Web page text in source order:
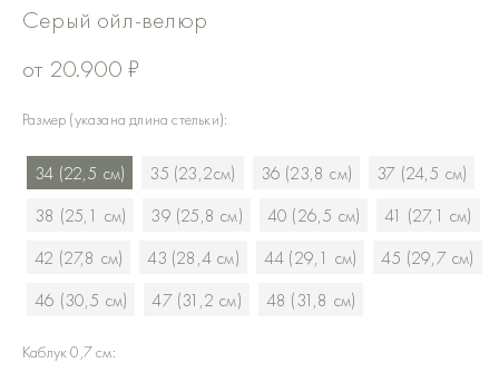
Серый ойл-велюр
от 20.900 ₽
Размер (указана длина стельки):
34 (22,5 см) 35 (23,2см) 36 (23,8 см)
37 (24,5 см)
38 (25,1 см)
39 (25,8 см) 40 (26,5 см)
41 (27,1 см)
42 (27,8 см)
43 (28,4 см) 44 (29,1 см)
45 (29,7 см)
46 (30,5 см)
47 (31,2 см) 48 (31,8 см)
Каблук 0,7 см:
товара
Дезерты
Серый
ойл-